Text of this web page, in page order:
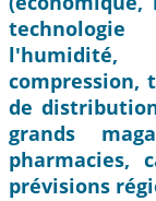
l'humidité,
compression,
de
grands
pharmacies,
prévisions